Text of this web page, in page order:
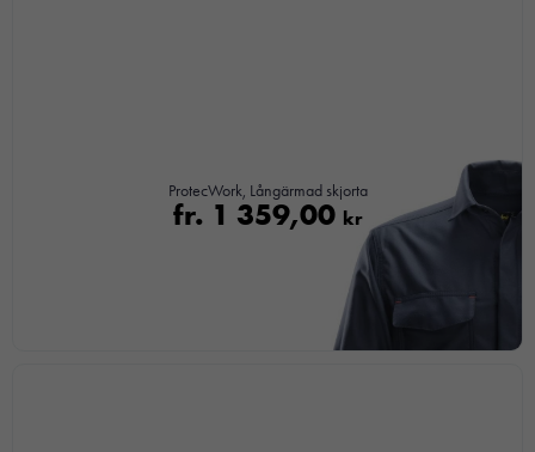
ProtecWork, Långärmad skjorta
fr. 1 359,00 kr